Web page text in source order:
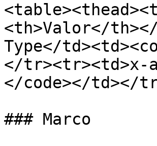
<th>Valor</
Type</
</tr><tr><td>x-
</code></td></
### Marco